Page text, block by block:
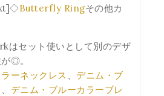
Butterfly Ringその他カ
はセット使いとして別のデザ
◎。
ーネックレス
デニム・ブ
デニム・ブルーカラーブレ